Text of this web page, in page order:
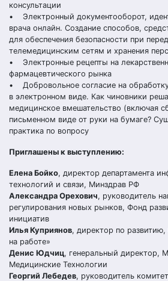
консультации
• Электронный документооборот,
врача онлайн. Создание способов,
для обеспечения безопасности при
телемедицинским сетям и хранения
• Электронные рецепты на
фармацевтического рынка
• Добровольное согласие на
в электронном виде. Как чиновники
медицинское вмешательство (включая
письменном виде от руки на бумаге?
практика по вопросу
Приглашены к выступлению:
Елена Бойко, директор департамента
технологий и связи, Минздрав РФ
Александра Орехович, руководитель
регулирования новых рынков, Фонд
инициатив
Илья Куприянов, директор по
на работе»
Денис Юдчиц, генеральный директор,
Медицинские Технологии
Георгий Лебедев, руководитель